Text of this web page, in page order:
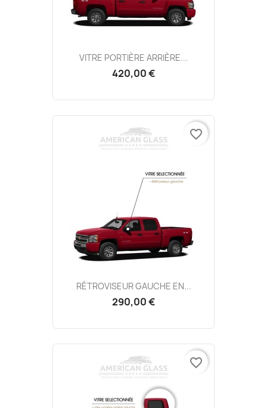
VITRE PORTIÈRE ARRIÈRE...
420,00 €
RÉTROVISEUR GAUCHE EN...
290,00 €
favorite_border
favorite_border